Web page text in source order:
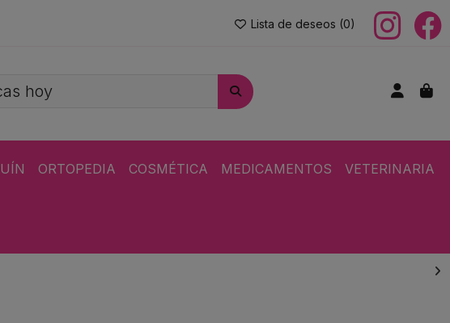
Lista de deseos (0)
ORTOPEDIA COSMÉTICA MEDICAMENTOS VETERINARIA